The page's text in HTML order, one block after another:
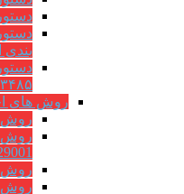
بندی
روش های
روش
روش
روش
روش